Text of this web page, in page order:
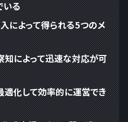
いる
によって得られる5つのメ
知によって迅速な対応が可
化して効率的に運営でき